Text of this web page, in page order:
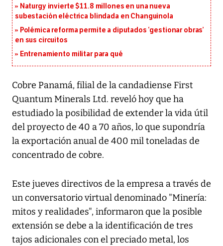
Naturgy invierte $11.8 millones en una nueva
subestación eléctrica blindada en Changuinola
Polémica reforma permite a diputados ‘gestionar obras’
en sus circuitos
Entrenamiento militar para qué
Cobre Panamá, filial de la candadiense First
Quantum Minerals Ltd. reveló hoy que ha
estudiado la posibilidad de extender la vida útil
del proyecto de 40 a 70 años, lo que supondría
la exportación anual de 400 mil toneladas de
concentrado de cobre.
Este jueves directivos de la empresa a través de
un conversatorio virtual denominado "Minería:
mitos y realidades", informaron que la posible
extensión se debe a la identificación de tres
tajos adicionales con el preciado metal, los